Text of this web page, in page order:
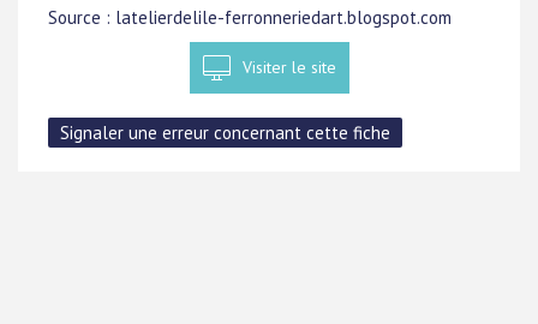
Source : latelierdelile-ferronneriedart.blogspot.com
Visiter le site